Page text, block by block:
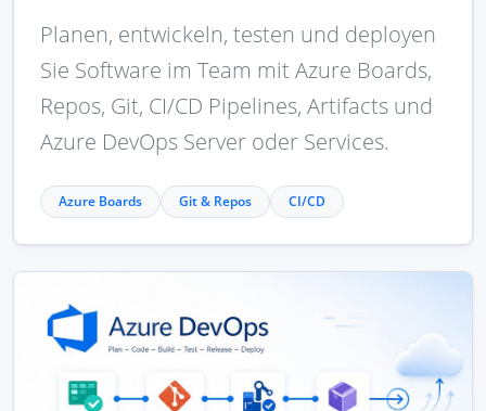
Planen, entwickeln, testen und deployen
Sie Software im Team mit Azure Boards,
Repos, Git, CI/CD Pipelines, Artifacts und
Azure DevOps Server oder Services.
Azure Boards Git & Repos CI/CD